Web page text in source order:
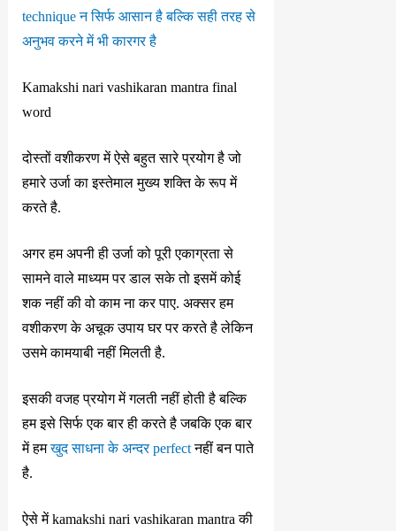
technique न सिर्फ आसान है बल्कि सही तरह से
अनुभव करने में भी कारगर है
Kamakshi nari vashikaran mantra final
word
दोस्तों वशीकरण में ऐसे बहुत सारे प्रयोग है जो
हमारे उर्जा का इस्तेमाल मुख्य शक्ति के रूप में
करते है.
अगर हम अपनी ही उर्जा को पूरी एकाग्रता से
सामने वाले माध्यम पर डाल सके तो इसमें कोई
शक नहीं की वो काम ना कर पाए. अक्सर हम
वशीकरण के अचूक उपाय घर पर करते है लेकिन
उसमे कामयाबी नहीं मिलती है.
इसकी वजह प्रयोग में गलती नहीं होती है बल्कि
हम इसे सिर्फ एक बार ही करते है जबकि एक बार
में हमखुद साधना के अन्दर perfectनहीं बन पाते
है.
ऐसे में kamakshi nari vashikaran mantra की